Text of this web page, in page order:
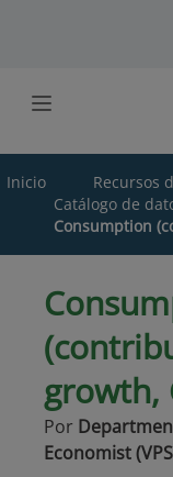
Inicio Recursos
Catálogo de
Consumption
growth,
Por
Economist